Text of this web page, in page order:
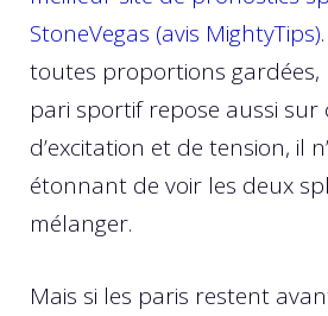
StoneVegas (avis MightyTips)
toutes proportions gardées,
pari sportif repose aussi sur
d’excitation et de tension, il
étonnant de voir les deux
mélanger.
Mais si les paris restent